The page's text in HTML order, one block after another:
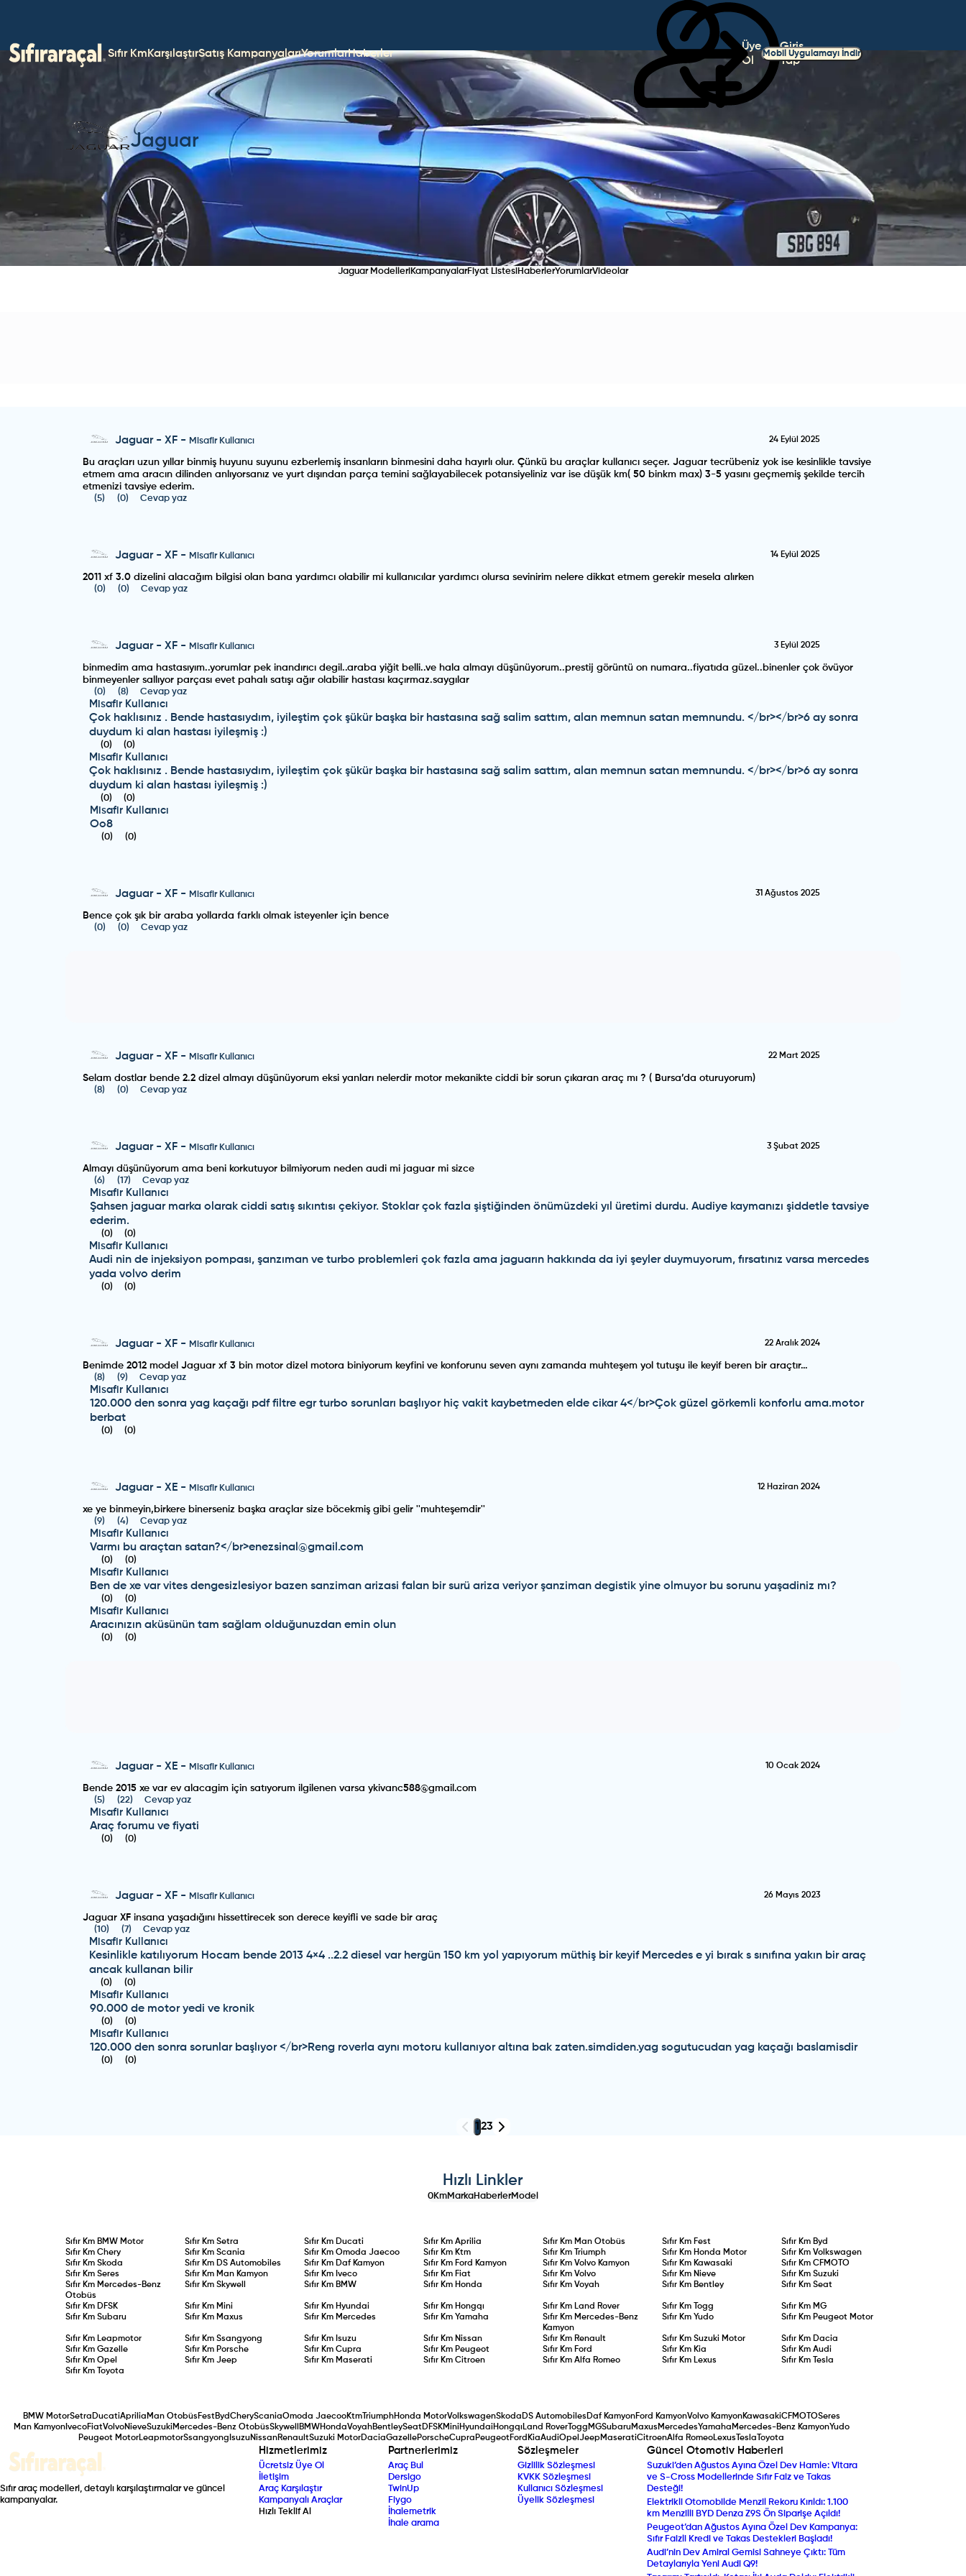
Sıfır KmKarşılaştırSatış KampanyalarıYorumlarHaberler
Üye
Ol
Giriş
Yap
Mobil Uygulamayı İndir
Jaguar
Jaguar Modelleri KampanyalarFiyat Listesi HaberlerYorumlarVideolar
Jaguar-XF - Misafir Kullanıcı 24 Eylül 2025
Bu araçları uzun yıllar binmiş huyunu suyunu ezberlemiş insanların binmesini daha hayırlı olur. Çünkü bu araçlar kullanıcı seçer. Jaguar tecrübeniz yok ise kesinlikle tavsiye
etmem ama aracın dilinden anlıyorsanız ve yurt dışından parça temini sağlayabilecek potansiyeliniz var ise düşük km( 50 binkm max) 3-5 yasını geçmemiş şekilde tercih
etmenizi tavsiye ederim.
(5) (0) Cevap yaz
Jaguar-XF - Misafir Kullanıcı 14 Eylül 2025
2011 xf 3.0 dizelini alacağım bilgisi olan bana yardımcı olabilir mi kullanıcılar yardımcı olursa sevinirim nelere dikkat etmem gerekir mesela alırken
(0) (0) Cevap yaz
Jaguar-XF - Misafir Kullanıcı 3 Eylül 2025
binmedim ama hastasıyım..yorumlar pek inandırıcı degil..araba yiğit belli..ve hala almayı düşünüyorum..prestij görüntü on numara..fiyatıda güzel..binenler çok övüyor
binmeyenler sallıyor parçası evet pahalı satışı ağır olabilir hastası kaçırmaz.saygılar
(0) (8) Cevap yaz
Misafir Kullanıcı
Çok haklısınız . Bende hastasıydım, iyileştim çok şükür başka bir hastasına sağ salim sattım, alan memnun satan memnundu. </br></br>6 ay sonra
duydum ki alan hastası iyileşmiş :)
(0) (0)
Misafir Kullanıcı
Çok haklısınız . Bende hastasıydım, iyileştim çok şükür başka bir hastasına sağ salim sattım, alan memnun satan memnundu. </br></br>6 ay sonra
duydum ki alan hastası iyileşmiş :)
(0) (0)
Misafir Kullanıcı
Oo8
(0) (0)
Jaguar-XF - Misafir Kullanıcı 31 Ağustos 2025
Bence çok şık bir araba yollarda farklı olmak isteyenler için bence
(0) (0) Cevap yaz
Jaguar-XF - Misafir Kullanıcı 22 Mart 2025
Selam dostlar bende 2.2 dizel almayı düşünüyorum eksi yanları nelerdir motor mekanikte ciddi bir sorun çıkaran araç mı ? ( Bursa’da oturuyorum)
(8) (0) Cevap yaz
Jaguar-XF - Misafir Kullanıcı 3 Şubat 2025
Almayı düşünüyorum ama beni korkutuyor bilmiyorum neden audi mi jaguar mi sizce
(6) (17) Cevap yaz
Misafir Kullanıcı
Şahsen jaguar marka olarak ciddi satış sıkıntısı çekiyor. Stoklar çok fazla şiştiğinden önümüzdeki yıl üretimi durdu. Audiye kaymanızı şiddetle tavsiye
ederim.
(0) (0)
Misafir Kullanıcı
Audi nin de injeksiyon pompası, şanzıman ve turbo problemleri çok fazla ama jaguarın hakkında da iyi şeyler duymuyorum, fırsatınız varsa mercedes
yada volvo derim
(0) (0)
Jaguar-XF - Misafir Kullanıcı 22 Aralık 2024
Benimde 2012 model Jaguar xf 3 bin motor dizel motora biniyorum keyfini ve konforunu seven aynı zamanda muhteşem yol tutuşu ile keyif beren bir araçtır…
(8) (9) Cevap yaz
Misafir Kullanıcı
120.000 den sonra yag kaçağı pdf filtre egr turbo sorunları başlıyor hiç vakit kaybetmeden elde cikar 4</br>Çok güzel görkemli konforlu ama.motor
berbat
(0) (0)
Jaguar-XE - Misafir Kullanıcı 12 Haziran 2024
xe ye binmeyin,birkere binerseniz başka araçlar size böcekmiş gibi gelir ''muhteşemdir''
(9) (4) Cevap yaz
Misafir Kullanıcı
Varmı bu araçtan satan?</br>enezsinal@gmail.com
(0) (0)
Misafir Kullanıcı
Ben de xe var vites dengesizlesiyor bazen sanziman arizasi falan bir surü ariza veriyor şanziman degistik yine olmuyor bu sorunu yaşadiniz mı?
(0) (0)
Misafir Kullanıcı
Aracınızın aküsünün tam sağlam olduğunuzdan emin olun
(0) (0)
Jaguar-XE - Misafir Kullanıcı 10 Ocak 2024
Bende 2015 xe var ev alacagim için satıyorum ilgilenen varsa ykivanc588@gmail.com
(5) (22) Cevap yaz
Misafir Kullanıcı
Araç forumu ve fiyati
(0) (0)
Jaguar-XF - Misafir Kullanıcı 26 Mayıs 2023
Jaguar XF insana yaşadığını hissettirecek son derece keyifli ve sade bir araç
(10) (7) Cevap yaz
Misafir Kullanıcı
Kesinlikle katılıyorum Hocam bende 2013 4×4 ..2.2 diesel var hergün 150 km yol yapıyorum müthiş bir keyif Mercedes e yi bırak s sınıfına yakın bir araç
ancak kullanan bilir
(0) (0)
Misafir Kullanıcı
90.000 de motor yedi ve kronik
(0) (0)
Misafir Kullanıcı
120.000 den sonra sorunlar başlıyor </br>Reng roverla aynı motoru kullanıyor altına bak zaten.simdiden.yag sogutucudan yag kaçağı baslamisdir
(0) (0)
1 23
Hızlı Linkler
0KmMarkaHaberlerModel
Sıfır Km BMW Motor Sıfır KmSetra Sıfır Km Ducati Sıfır Km Aprilia Sıfır Km Man Otobüs Sıfır Km Fest Sıfır Km Byd
Sıfır KmChery Sıfır KmScania Sıfır KmOmoda Jaecoo Sıfır Km Ktm Sıfır Km Triumph Sıfır Km Honda Motor Sıfır Km Volkswagen
Sıfır KmSkoda Sıfır Km DS Automobiles Sıfır Km Daf Kamyon Sıfır Km Ford Kamyon Sıfır Km Volvo Kamyon Sıfır Km Kawasaki Sıfır Km CFMOTO
Sıfır KmSeres Sıfır Km Man Kamyon Sıfır Km Iveco Sıfır Km Fiat Sıfır Km Volvo Sıfır Km Nieve Sıfır Km Suzuki
Sıfır Km Mercedes-Benz
Otobüs
Sıfır KmSkywell Sıfır Km BMW Sıfır Km Honda Sıfır Km Voyah Sıfır Km Bentley Sıfır Km Seat
Sıfır Km DFSK Sıfır Km Mini Sıfır Km Hyundai Sıfır Km Hongqı Sıfır Km Land Rover Sıfır Km Togg Sıfır Km MG
Sıfır KmSubaru Sıfır Km Maxus Sıfır Km Mercedes Sıfır Km Yamaha Sıfır Km Mercedes-Benz
Kamyon
Sıfır Km Yudo Sıfır Km Peugeot Motor
Sıfır Km Leapmotor Sıfır KmSsangyong Sıfır Km Isuzu Sıfır Km Nissan Sıfır Km Renault Sıfır Km Suzuki Motor Sıfır Km Dacia
Sıfır KmGazelle Sıfır Km Porsche Sıfır KmCupra Sıfır Km Peugeot Sıfır Km Ford Sıfır Km Kia Sıfır Km Audi
Sıfır KmOpel Sıfır KmJeep Sıfır Km Maserati Sıfır Km Citroen Sıfır Km Alfa Romeo Sıfır Km Lexus Sıfır Km
Tesla
Sıfır Km
Toyota
BMW MotorSetra DucatiAprilia Man Otobüs FestBydCheryScaniaOmoda JaecooKtmTriumphHonda MotorVolkswagenSkoda DS Automobiles Daf KamyonFord KamyonVolvo KamyonKawasakiCFMOTOSeres
Man KamyonIvecoFiatVolvoNieveSuzuki Mercedes-Benz OtobüsSkywell BMWHondaVoyahBentleySeatDFSKMini Hyundai Hongqı Land RoverTogg MGSubaruMaxus MercedesYamaha Mercedes-Benz KamyonYudo
Peugeot MotorLeapmotorSsangyong IsuzuNissanRenaultSuzuki MotorDaciaGazellePorscheCupra PeugeotFord KiaAudiOpel Jeep MaseratiCitroenAlfa RomeoLexus Tesla Toyota
Sıfır araç modelleri, detaylı karşılaştırmalar ve güncel
kampanyalar.
Hizmetlerimiz
Ücretsiz Üye Ol
İletişim
Araç Karşılaştır
Kampanyalı Araçlar
Hızlı Teklif Al
Partnerlerimiz
Araç Bul
Dersigo
TwinUp
Fiygo
İhalemetrik
İhale arama
Sözleşmeler
Gizlilik Sözleşmesi
KVKK Sözleşmesi
Kullanıcı Sözleşmesi
Üyelik Sözleşmesi
Güncel Otomotiv Haberleri
Suzuki’den Ağustos Ayına Özel Dev Hamle: Vitara
ve S-Cross Modellerinde Sıfır Faiz ve Takas
Desteği!
Elektrikli Otomobilde Menzil Rekoru Kırıldı: 1.100
km Menzilli BYD Denza Z9S Ön Siparişe Açıldı!
Peugeot’dan Ağustos Ayına Özel Dev Kampanya:
Sıfır Faizli Kredi ve Takas Destekleri Başladı!
Audi’nin Dev Amiral Gemisi Sahneye Çıktı: Tüm
Detaylarıyla Yeni Audi Q9!